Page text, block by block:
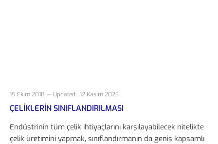
15 Ekim 2018 Updated: 12 Kasım 2023
ÇELIKLERIN SINIFLANDIRILMASI
Endüstrinin tüm çelik ihtiyaçlarını karşılayabilecek nitelikte
çelik üretimini yapmak, sınıflan­dırmanın da geniş kapsamlı